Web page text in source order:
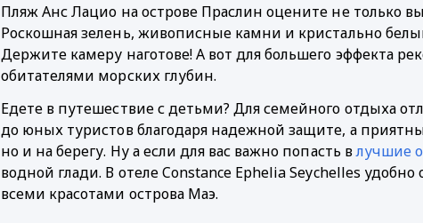
Пляж Анс Лацио на острове Праслин оцените не только
Роскошная зелень, живописные камни и кристально
Держите камеру наготове! А вот для большего эффекта
обитателями морских глубин.
Едете в путешествие с детьми? Для семейного отдыха
до юных туристов благодаря надежной защите, а
но и на берегу. Ну а если для вас важно попасть в лучшие
водной глади. В отеле Constance Ephelia Seychelles
всеми красотами острова Маэ.